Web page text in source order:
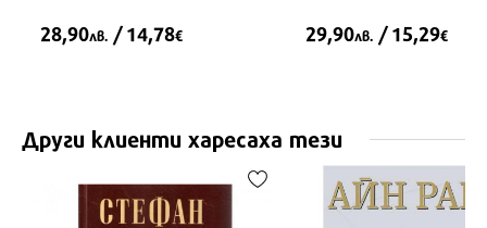
28,90лв. / 14,78€ 29,90лв. / 15,29€
Други клиенти харесаха тези